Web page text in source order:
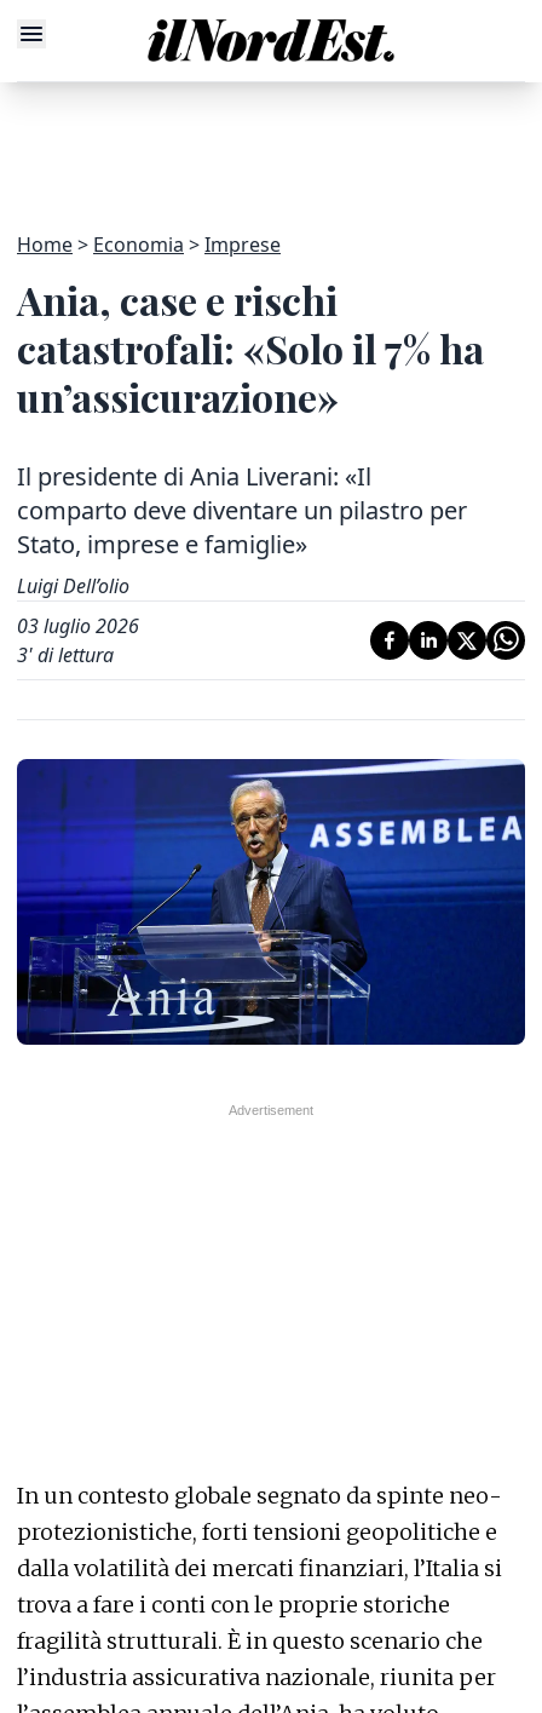
Home Economia Imprese
Ania, case e rischi
catastrofali: «Solo il 7% ha
un’assicurazione»
Il presidente di Ania Liverani: «Il
comparto deve diventare un pilastro per
Stato, imprese e famiglie»
Luigi Dell’olio
03 luglio 2026
3' di lettura
In un contesto globale segnato da spinte neo-
protezionistiche, forti tensioni geopolitiche e
dalla volatilità dei mercati finanziari, l’Italia si
trova a fare i conti con le proprie storiche
fragilità strutturali. È in questo scenario che
l’industria assicurativa nazionale, riunita per